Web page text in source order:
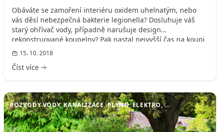
Obáváte se zamoření interiéru oxidem uhelnatým, nebo
vás děsí nebezpečná bakterie legionella? Dosluhuje váš
starý ohřívač vody, případně narušuje design
rekonstruované koupelny? Pak nastal nejvyšší čas na koupi
jeho modernější verze, protože již nemusíte složitě řešit
likvidaci starého přístroje.
15. 10. 2018
Číst více
ROZVODY VODY, KANALIZACE, PLYNU, ELEKTRO, ...